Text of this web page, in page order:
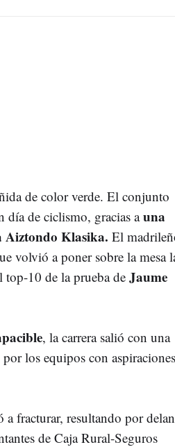
de color verde. El conjunto
de ciclismo, gracias auna
Aiztondo Klasika. El
volvió a poner sobre la mesa
top-10 de la prueba deJaume
, la carrera salió con una
los equipos con aspiraciones
fracturar, resultando por
de Caja Rural-Seguros